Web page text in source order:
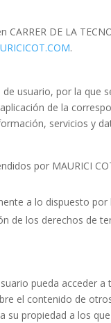
DE LA
.
usuario, por la que
de la
servicios y
por MAURICI
a lo dispuesto
de los derechos de
pueda acceder
el contenido de
propiedad a los